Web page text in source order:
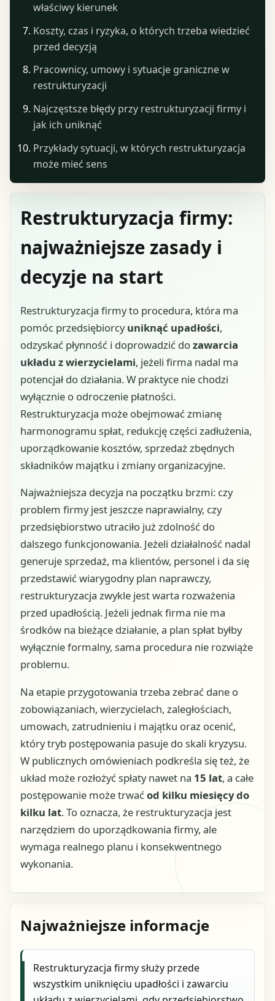
Restrukturyzacja firmy:
najważniejsze zasady i
decyzje na start
Restrukturyzacja firmy to procedura, która ma
pomóc przedsiębiorcyuniknąć upadłości,
odzyskać płynność i doprowadzić dozawarcia
układu z wierzycielami, jeżeli firma nadal ma
potencjał do działania. W praktyce nie chodzi
wyłącznie o odroczenie płatności.
Restrukturyzacja może obejmować zmianę
harmonogramu spłat, redukcję części zadłużenia,
uporządkowanie kosztów, sprzedaż zbędnych
składników majątku i zmiany organizacyjne.
Najważniejsza decyzja na początku brzmi: czy
problem firmy jest jeszcze naprawialny, czy
przedsiębiorstwo utraciło już zdolność do
dalszego funkcjonowania. Jeżeli działalność nadal
generuje sprzedaż, ma klientów, personel i da się
przedstawić wiarygodny plan naprawczy,
restrukturyzacja zwykle jest warta rozważenia
przed upadłością. Jeżeli jednak firma nie ma
środków na bieżące działanie, a plan spłat byłby
wyłącznie formalny, sama procedura nie rozwiąże
problemu.
Na etapie przygotowania trzeba zebrać dane o
zobowiązaniach, wierzycielach, zaległościach,
umowach, zatrudnieniu i majątku oraz ocenić,
który tryb postępowania pasuje do skali kryzysu.
W publicznych omówieniach podkreśla się też, że
układ może rozłożyć spłaty nawet na 15 lat, a całe
postępowanie może trwaćod kilku miesięcy do
kilku lat. To oznacza, że restrukturyzacja jest
narzędziem do uporządkowania firmy, ale
wymaga realnego planu i konsekwentnego
wykonania.
Najważniejsze informacje
Restrukturyzacja firmy służy przede
wszystkim uniknięciu upadłości i zawarciu
właściwy kierunek
Koszty, czas i ryzyka, o których trzeba wiedzieć
przed decyzją
Pracownicy, umowy i sytuacje graniczne w
restrukturyzacji
Najczęstsze błędy przy restrukturyzacji firmy i
jak ich uniknąć
Przykłady sytuacji, w których restrukturyzacja
może mieć sens